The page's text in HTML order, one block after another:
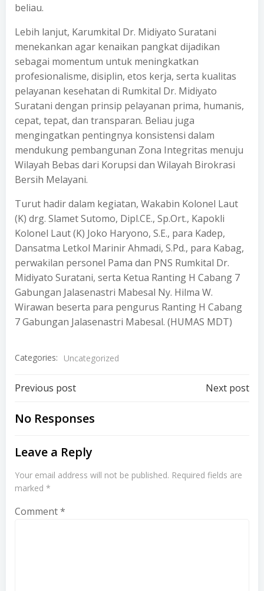
beliau.
Lebih lanjut, Karumkital Dr. Midiyato Suratani
menekankan agar kenaikan pangkat dijadikan
sebagai momentum untuk meningkatkan
profesionalisme, disiplin, etos kerja, serta kualitas
pelayanan kesehatan di Rumkital Dr. Midiyato
Suratani dengan prinsip pelayanan prima, humanis,
cepat, tepat, dan transparan. Beliau juga
mengingatkan pentingnya konsistensi dalam
mendukung pembangunan Zona Integritas menuju
Wilayah Bebas dari Korupsi dan Wilayah Birokrasi
Bersih Melayani.
Turut hadir dalam kegiatan, Wakabin Kolonel Laut
(K) drg. Slamet Sutomo, Dipl.CE., Sp.Ort., Kapokli
Kolonel Laut (K) Joko Haryono, S.E., para Kadep,
Dansatma Letkol Marinir Ahmadi, S.Pd., para Kabag,
perwakilan personel Pama dan PNS Rumkital Dr.
Midiyato Suratani, serta Ketua Ranting H Cabang 7
Gabungan Jalasenastri Mabesal Ny. Hilma W.
Wirawan beserta para pengurus Ranting H Cabang
7 Gabungan Jalasenastri Mabesal. (HUMAS MDT)
Categories: Uncategorized
Post
navigation
Previous post Next post
No Responses
Leave a Reply
Your email address will not be published. Required fields are
marked *
Comment*